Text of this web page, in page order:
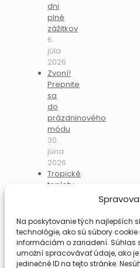
Na poskytovanie tých najlepších
technológie, ako sú súbory
informáciám o zariadení.
umožní spracovávať údaje, ako
jedinečné ID na tejto stránke.
dni
plné
zážitkov
6.
júla
2026
Zvoní!
Prepnite
sa
do
prázdninového
módu
30.
júna
2026
Tropické
teploty
Športový
deň
vystriedal
nadupaný
„Deň